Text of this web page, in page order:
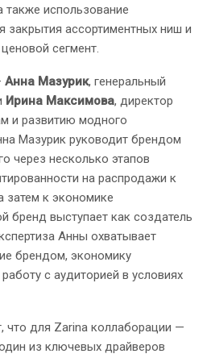
также использование
закрытия ассортиментных ниш и
сегмент.
Анна Мазурик, генеральный
Ирина Максимова, директор
и развитию модного
Мазурик руководит брендом
через несколько этапов
на распродажи к
затем к экономике
бренд выступает как создатель
Анны охватывает
брендом, экономику
с аудиторией в условиях
что для Zarina коллаборации —
из ключевых драйверов